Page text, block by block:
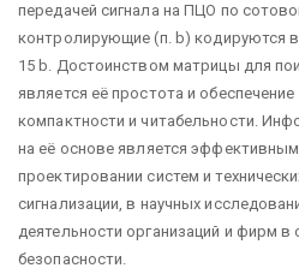
передачей сигнала на ПЦО по
контролирующие (п. b) кодируются
15 b. Достоинством матрицы для
является её про­стота и
компактности и читабельности.
на её основе является
проектировании систем и
сигнали­зации, в научных
деятельности организаций и фирм в
безопасности.